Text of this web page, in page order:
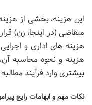
این هزینه، بخشی از
متقاضی (در اینجا، زن)
هزینه های اداری و
هزینه و نحوه محاسبه
بیشتری وارد فرآیند
نکات مهم و ابهامات رایج